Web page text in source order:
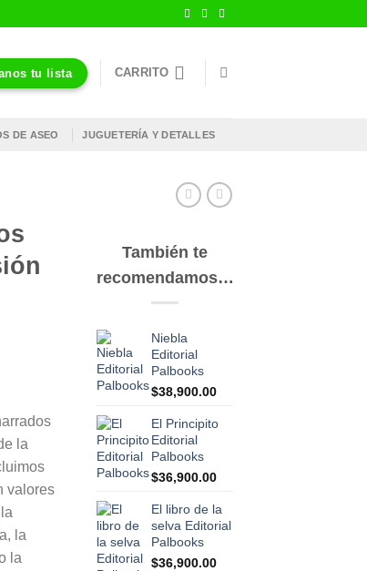
tu lista CARRITO
DE ASEO JUGUETERÍA Y DETALLES
la
valores
la
la
También te
recomendamos…
Niebla
Editorial
Palbooks
$38,900.00
El Principito
Editorial
Palbooks
$36,900.00
El libro de la
selva Editorial
Palbooks
$36,900.00